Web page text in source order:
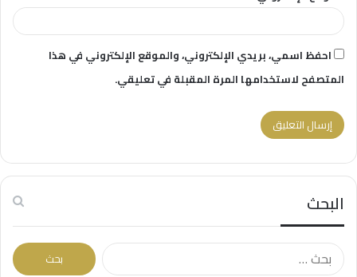
احفظ اسمي، بريدي الإلكتروني، والموقع الإلكتروني في هذا
المتصفح لاستخدامها المرة المقبلة في تعليقي.
البحث
البحث
عن: